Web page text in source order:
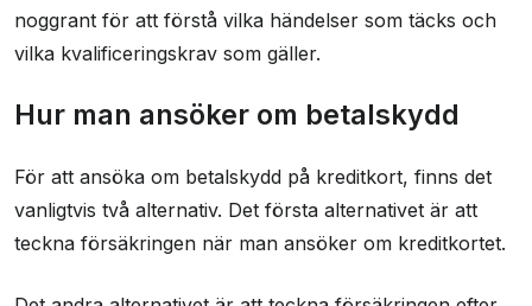
noggrant för att förstå vilka händelser som täcks och
vilka kvalificeringskrav som gäller.
Hur man ansöker om betalskydd
För att ansöka om betalskydd på kreditkort, finns det
vanligtvis två alternativ. Det första alternativet är att
teckna försäkringen när man ansöker om kreditkortet.